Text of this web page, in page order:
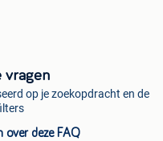
vragen
op je zoekopdracht en de
over deze FAQ